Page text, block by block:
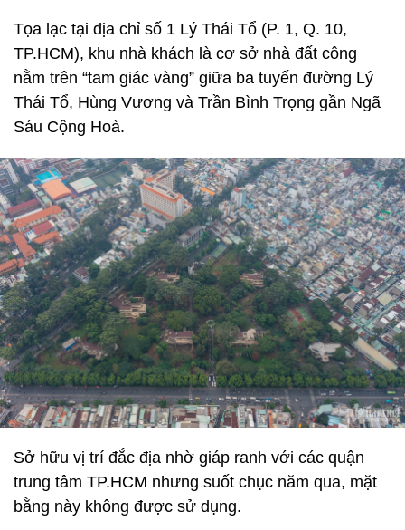
Tọa lạc tại địa chỉ số 1 Lý Thái Tổ (P. 1, Q. 10,
TP.HCM), khu nhà khách là cơ sở nhà đất công
nằm trên “tam giác vàng” giữa ba tuyến đường Lý
Thái Tổ, Hùng Vương và Trần Bình Trọng gần Ngã
Sáu Cộng Hoà.
Sở hữu vị trí đắc địa nhờ giáp ranh với các quận
trung tâm TP.HCM nhưng suốt chục năm qua, mặt
bằng này không được sử dụng.